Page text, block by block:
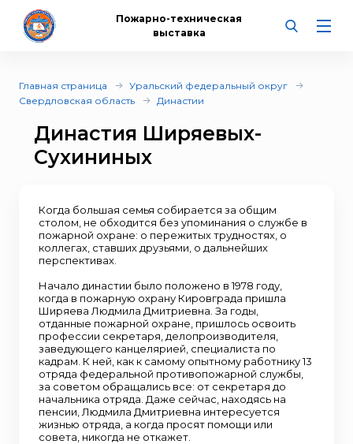
Пожарно-техническая
выставка
Главная страница
Уральский федеральный округ
Свердловская область
Династии
Династия Ширяевых-
Сухининых
Когда большая семья собирается за общим
столом, не обходится без упоминания о службе в
пожарной охране: о пережитых трудностях, о
коллегах, ставших друзьями, о дальнейших
перспективах.
Начало династии было положено в 1978 году,
когда в пожарную охрану Кировграда пришла
Ширяева Людмила Дмитриевна. За годы,
отданные пожарной охране, пришлось освоить
профессии секретаря, делопроизводителя,
заведующего канцелярией, специалиста по
кадрам. К ней, как к самому опытному работнику 13
отряда федеральной противопожарной службы,
за советом обращались все: от секретаря до
начальника отряда. Даже сейчас, находясь на
пенсии, Людмила Дмитриевна интересуется
жизнью отряда, а когда просят помощи или
совета, никогда не откажет.